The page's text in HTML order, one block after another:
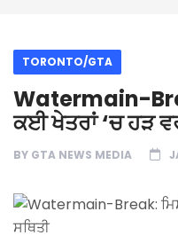
TORONTO/GTA
Watermain-
ਕਈ ਖੇਤਰਾਂ ‘ਚ ਹੜ
BY GTA NEWS MEDIA